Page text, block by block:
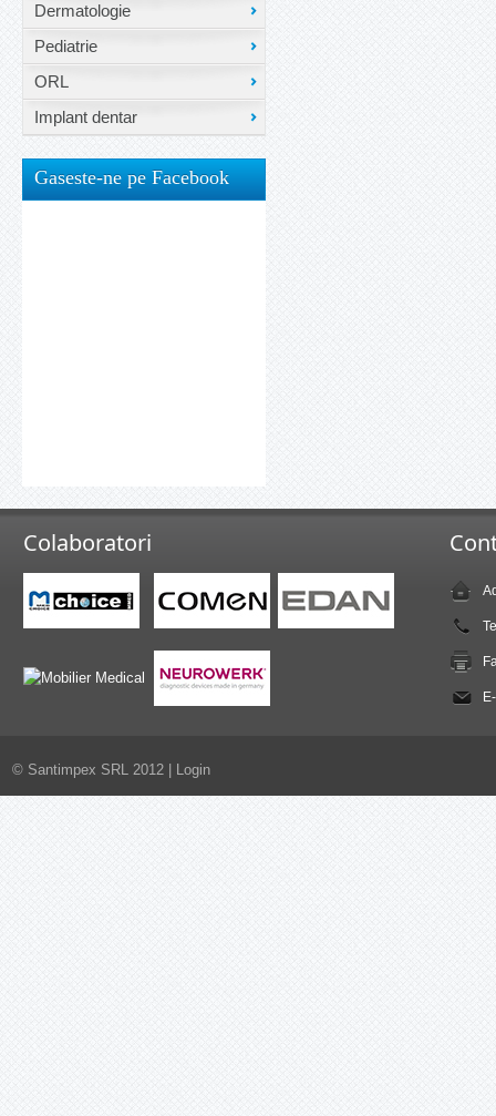
Dermatologie
Pediatrie
ORL
Implant dentar
Gaseste-ne pe Facebook
Colaboratori
© Santimpex SRL 2012 | Login